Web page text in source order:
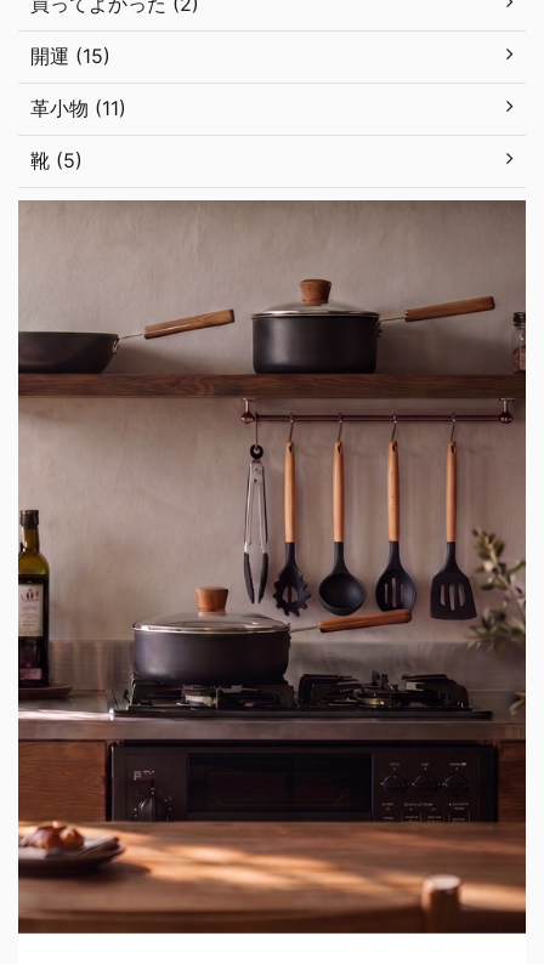
開運 (15)
革小物 (11)
靴 (5)